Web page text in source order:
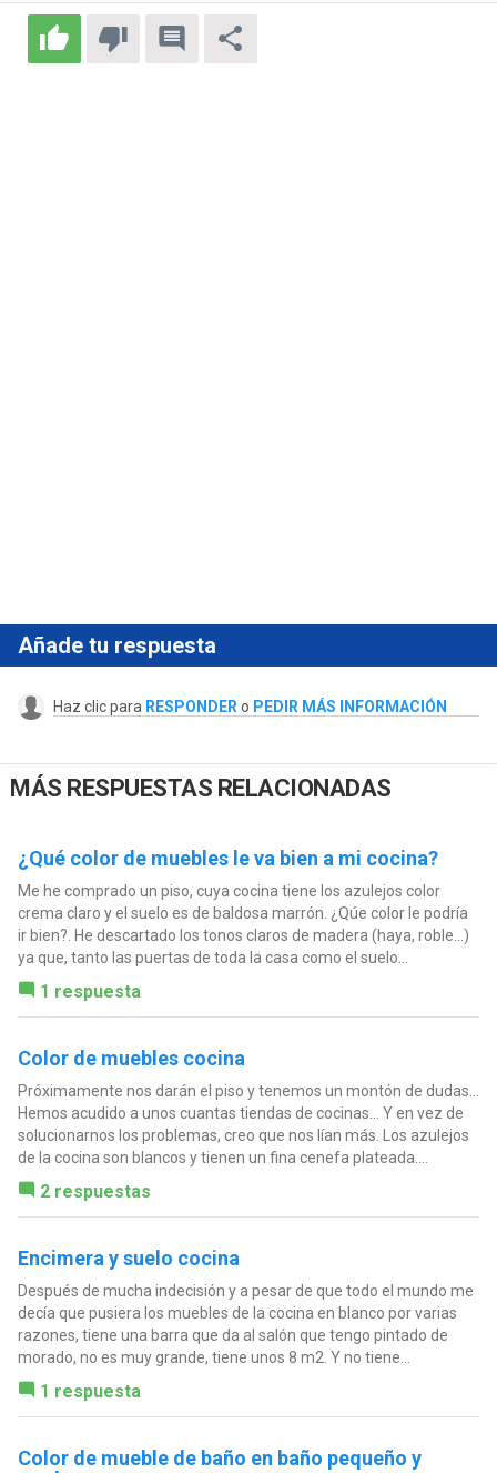
Añade tu respuesta
Haz clic para RESPONDER o PEDIR MÁS INFORMACIÓN
MÁS RESPUESTAS RELACIONADAS
¿Qué color de muebles le va bien a mi cocina?
Me he comprado un piso, cuya cocina tiene los azulejos color
crema claro y el suelo es de baldosa marrón. ¿Qúe color le podría
ir bien?. He descartado los tonos claros de madera (haya, roble...)
ya que, tanto las puertas de toda la casa como el suelo...
1 respuesta
Color de muebles cocina
Próximamente nos darán el piso y tenemos un montón de dudas...
Hemos acudido a unos cuantas tiendas de cocinas... Y en vez de
solucionarnos los problemas, creo que nos lían más. Los azulejos
de la cocina son blancos y tienen un fina cenefa plateada....
2 respuestas
Encimera y suelo cocina
Después de mucha indecisión y a pesar de que todo el mundo me
decía que pusiera los muebles de la cocina en blanco por varias
razones, tiene una barra que da al salón que tengo pintado de
morado, no es muy grande, tiene unos 8 m2. Y no tiene...
1 respuesta
Color de mueble de baño en baño pequeño y